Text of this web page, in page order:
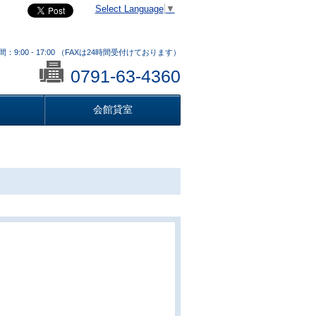
Select Language ▼
：9:00 - 17:00 （FAXは24時間受付けております）
0791-63-4360
会館貸室